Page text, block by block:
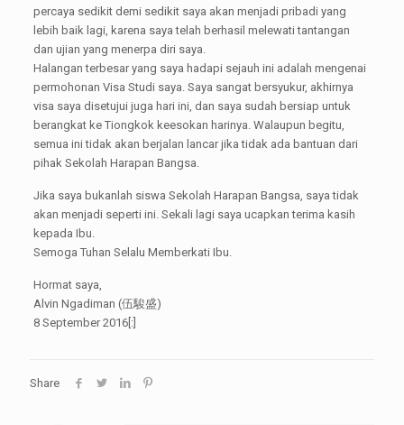
percaya sedikit demi sedikit saya akan menjadi pribadi yang
lebih baik lagi, karena saya telah berhasil melewati tantangan
dan ujian yang menerpa diri saya.
Halangan terbesar yang saya hadapi sejauh ini adalah mengenai
permohonan Visa Studi saya. Saya sangat bersyukur, akhirnya
visa saya disetujui juga hari ini, dan saya sudah bersiap untuk
berangkat ke Tiongkok keesokan harinya. Walaupun begitu,
semua ini tidak akan berjalan lancar jika tidak ada bantuan dari
pihak Sekolah Harapan Bangsa.
Jika saya bukanlah siswa Sekolah Harapan Bangsa, saya tidak
akan menjadi seperti ini. Sekali lagi saya ucapkan terima kasih
kepada Ibu.
Semoga Tuhan Selalu Memberkati Ibu.
Hormat saya,
Alvin Ngadiman (伍駿盛)
8 September 2016[:]
Share